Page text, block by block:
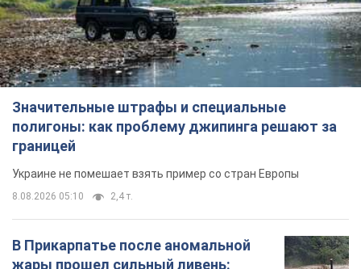
Значительные штрафы и специальные
полигоны: как проблему джипинга решают за
границей
Украине не помешает взять пример со стран Европы
8.08.2026 05:10 2,4 т.
В Прикарпатье после аномальной
жары прошел сильный ливень: